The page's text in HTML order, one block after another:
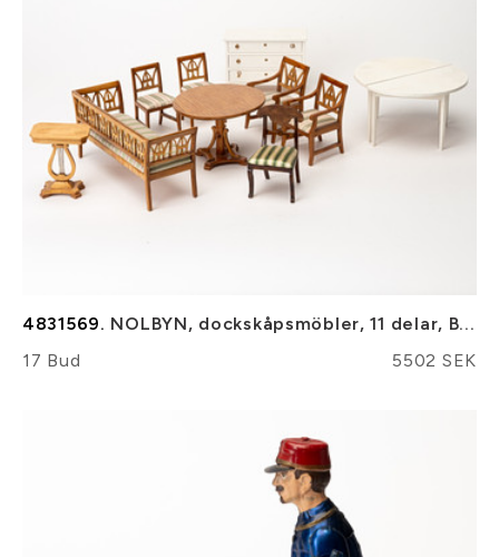
4831569. NOLBYN, dockskåpsmöbler, 11 delar, B...
17 Bud
5502 SEK